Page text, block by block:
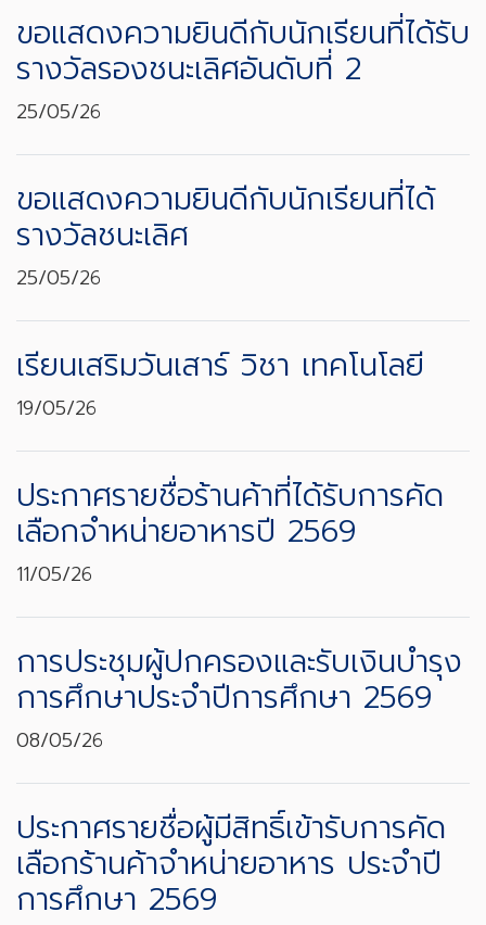
ขอแสดงความยินดีกับนักเรียนที่ได้รับ
รางวัลรองชนะเลิศอันดับที่ 2
25/05/26
ขอแสดงความยินดีกับนักเรียนที่ได้
รางวัลชนะเลิศ
25/05/26
เรียนเสริมวันเสาร์ วิชา เทคโนโลยี
19/05/26
ประกาศรายชื่อร้านค้าที่ได้รับการคัด
เลือกจำหน่ายอาหารปี 2569
11/05/26
การประชุมผู้ปกครองและรับเงินบำรุง
การศึกษาประจำปีการศึกษา 2569
08/05/26
ประกาศรายชื่อผู้มีสิทธิ์เข้ารับการคัด
เลือกร้านค้าจำหน่ายอาหาร ประจำปี
การศึกษา 2569